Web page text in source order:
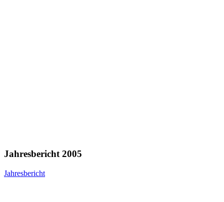
Jahresbericht 2005
Jahresbericht